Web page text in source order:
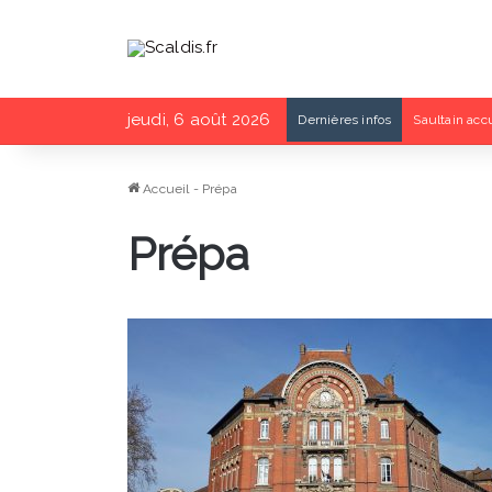
jeudi, 6 août 2026 Dernières infos Saultain
Accueil - Prépa
Prépa